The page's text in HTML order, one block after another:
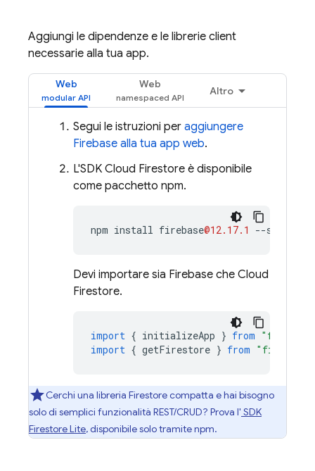
Aggiungi le dipendenze e le librerie client
necessarie alla tua app.
Web Web
Altro
Segui le istruzioni per aggiungere
Firebase alla tua app web.
L'SDK Cloud Firestore è disponibile
come pacchetto npm.
npm install firebase@12.17.1 --save
Devi importare sia Firebase che Cloud
Firestore.
import { initializeApp } from
import { getFirestore } from
Cerchi una libreria Firestore compatta e hai bisogno
solo di semplici funzionalità REST/CRUD? Prova l' SDK
Firestore Lite, disponibile solo tramite npm.